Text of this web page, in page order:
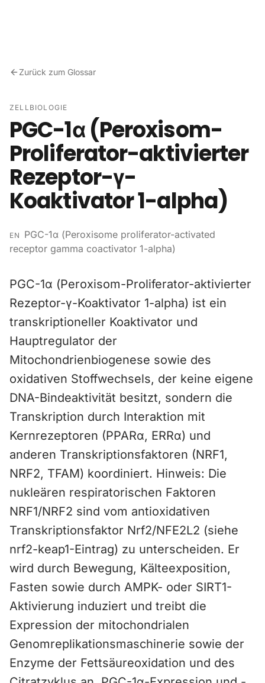
Zurück zum Glossar
ZELLBIOLOGIE
PGC-1α (Peroxisom-
Proliferator-aktivierter
Rezeptor-γ-
Koaktivator 1-alpha)
EN
PGC-1α (Peroxisome proliferator-activated
receptor gamma coactivator 1-alpha)
PGC-1α (Peroxisom-Proliferator-aktivierter
Rezeptor-γ-Koaktivator 1-alpha) ist ein
transkriptioneller Koaktivator und
Hauptregulator der
Mitochondrienbiogenese sowie des
oxidativen Stoffwechsels, der keine eigene
DNA-Bindeaktivität besitzt, sondern die
Transkription durch Interaktion mit
Kernrezeptoren (PPARα, ERRα) und
anderen Transkriptionsfaktoren (NRF1,
NRF2, TFAM) koordiniert. Hinweis: Die
nukleären respiratorischen Faktoren
NRF1/NRF2 sind vom antioxidativen
Transkriptionsfaktor Nrf2/NFE2L2 (siehe
nrf2-keap1-Eintrag) zu unterscheiden. Er
wird durch Bewegung, Kälteexposition,
Fasten sowie durch AMPK- oder SIRT1-
Aktivierung induziert und treibt die
Expression der mitochondrialen
Genomreplikationsmaschinerie sowie der
Enzyme der Fettsäureoxidation und des